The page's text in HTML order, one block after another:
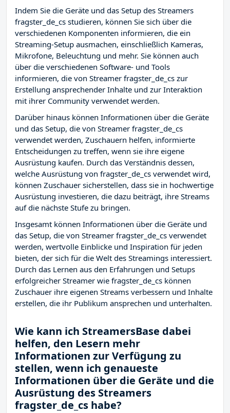
Indem Sie die Geräte und das Setup des Streamers
fragster_de_cs studieren, können Sie sich über die
verschiedenen Komponenten informieren, die ein
Streaming-Setup ausmachen, einschließlich Kameras,
Mikrofone, Beleuchtung und mehr. Sie können auch
über die verschiedenen Software- und Tools
informieren, die von Streamer fragster_de_cs zur
Erstellung ansprechender Inhalte und zur Interaktion
mit ihrer Community verwendet werden.
Darüber hinaus können Informationen über die Geräte
und das Setup, die von Streamer fragster_de_cs
verwendet werden, Zuschauern helfen, informierte
Entscheidungen zu treffen, wenn sie ihre eigene
Ausrüstung kaufen. Durch das Verständnis dessen,
welche Ausrüstung von fragster_de_cs verwendet wird,
können Zuschauer sicherstellen, dass sie in hochwertige
Ausrüstung investieren, die dazu beiträgt, ihre Streams
auf die nächste Stufe zu bringen.
Insgesamt können Informationen über die Geräte und
das Setup, die von Streamer fragster_de_cs verwendet
werden, wertvolle Einblicke und Inspiration für jeden
bieten, der sich für die Welt des Streamings interessiert.
Durch das Lernen aus den Erfahrungen und Setups
erfolgreicher Streamer wie fragster_de_cs können
Zuschauer ihre eigenen Streams verbessern und Inhalte
erstellen, die ihr Publikum ansprechen und unterhalten.
Wie kann ich StreamersBase dabei
helfen, den Lesern mehr
Informationen zur Verfügung zu
stellen, wenn ich genaueste
Informationen über die Geräte und die
Ausrüstung des Streamers
fragster_de_cs habe?